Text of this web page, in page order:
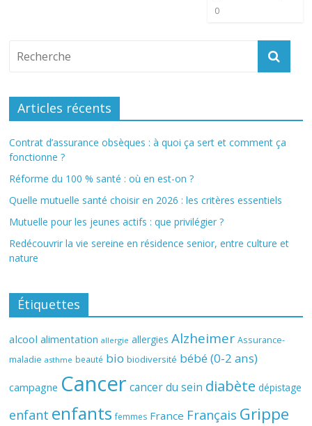
0
Articles récents
Contrat d’assurance obsèques : à quoi ça sert et comment ça
fonctionne ?
Réforme du 100 % santé : où en est-on ?
Quelle mutuelle santé choisir en 2026 : les critères essentiels
Mutuelle pour les jeunes actifs : que privilégier ?
Redécouvrir la vie sereine en résidence senior, entre culture et
nature
Étiquettes
alcool alimentation allergie allergies Alzheimer Assurance-
maladie asthme beauté bio biodiversité bébé (0-2 ans)
campagne Cancer cancer du sein diabète dépistage
enfant enfants femmes France Français Grippe